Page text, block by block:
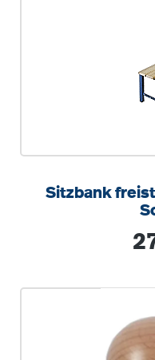
Sitzbank